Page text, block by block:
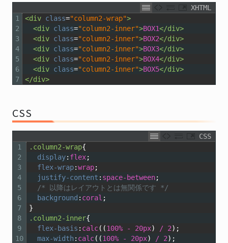
XHTML
1
2
3
4
5
6
7
<div class="column2-wrap">
<div class="column2-inner">BOX1</div>
<div class="column2-inner">BOX2</div>
<div class="column2-inner">BOX3</div>
<div class="column2-inner">BOX4</div>
<div class="column2-inner">BOX5</div>
</div>
CSS
CSS
1
2
3
4
5
6
7
8
9
10
.column2-wrap{
display: flex;
flex-wrap:wrap;
justify-content : space-between;
/* 以降はレイアウトとは無関係です */
background : coral ;
}
.column2-inner{
flex-basis : calc((100% - 20px) / 2);
max-width : calc((100% - 20px) / 2);